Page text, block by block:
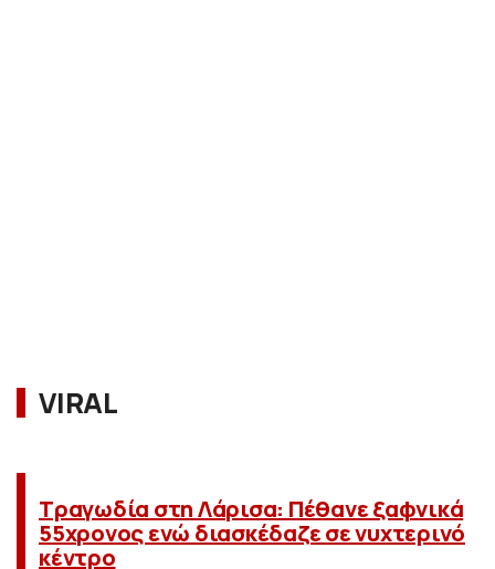
VIRAL
Τραγωδία στη Λάρισα: Πέθανε ξαφνικά
55χρονος ενώ διασκέδαζε σε νυχτερινό
κέντρο